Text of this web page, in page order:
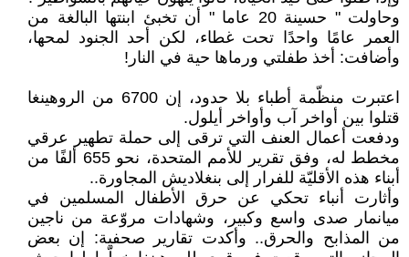
وحاولت " حسينة 20 عاما " أن تخبئ ابنتها البالغة من
العمر عامًا واحدًا تحت غطاء، لكن أحد الجنود لمحها،
وأضافت: أخذ طفلتي ورماها حية في النار!
اعتبرت منظّمة أطباء بلا حدود، إن 6700 من الروهينغا
قتلوا بين أواخر آب وأواخر أيلول.
ودفعت أعمال العنف التي ترقى إلى حملة تطهير عرقي
مخطط له، وفق تقرير للأمم المتحدة، نحو 655 ألفًا من
أبناء هذه الأقليّة للفرار إلى بنغلاديش المجاورة..
وأثارت أنباء تحكي عن حرق الأطفال المسلمين في
ميانمار صدى واسع وكبير، وشهادات مروّعة من ناجين
من المذابح والحرق.. وأكدت تقارير صحفية: إن بعض